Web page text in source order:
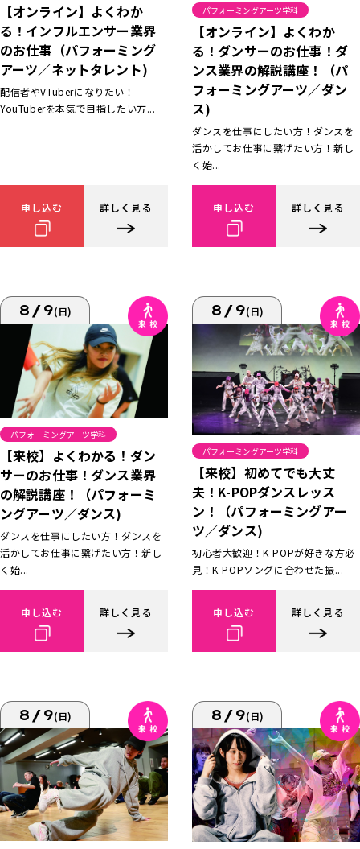
【オンライン】よくわか
る！インフルエンサー業界
のお仕事（パフォーミング
アーツ／ネットタレント)
配信者やVTuberになりたい！
YouTuberを本気で目指したい方...
申し込む 詳しく見る
パフォーミングアーツ学科
【オンライン】よくわか
る！ダンサーのお仕事！ダ
ンス業界の解説講座！（パ
フォーミングアーツ／ダン
ス)
ダンスを仕事にしたい方！ダンスを
活かしてお仕事に繋げたい方！新し
く始...
申し込む 詳しく見る
8/9(日)
パフォーミングアーツ学科
【来校】よくわかる！ダン
サーのお仕事！ダンス業界
の解説講座！（パフォーミ
ングアーツ／ダンス)
ダンスを仕事にしたい方！ダンスを
活かしてお仕事に繋げたい方！新し
く始...
申し込む 詳しく見る
8/9(日)
パフォーミングアーツ学科
【来校】初めてでも大丈
夫！K-POPダンスレッス
ン！（パフォーミングアー
ツ／ダンス)
初心者大歓迎！K-POPが好きな方必
見！K-POPソングに合わせた振...
申し込む 詳しく見る
8/9(日) 8/9(日)